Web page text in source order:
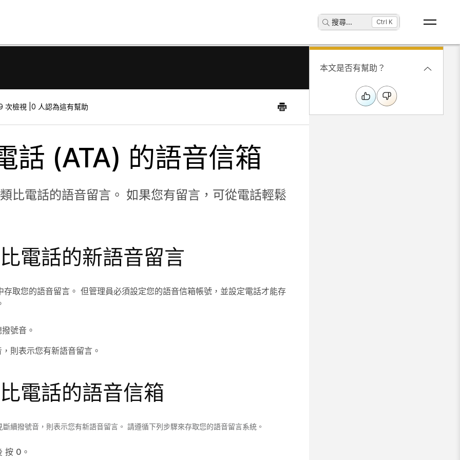
搜尋... Ctrl K
次檢視 | 0 人認為這有幫助
話 (ATA) 的語音信箱
比電話的語音留言。 如果您有留言，可從電話輕鬆
電話的新語音留言
存取您的語音留言。 但管理員必須設定您的語音信箱帳號，並設定電話才能存
號音。
則表示您有新語音留言。
電話的語音信箱
續撥號音，則表示您有新語音留言。 請遵循下列步驟來存取您的語音留言系統。
按 0 。
本文是否有幫助？